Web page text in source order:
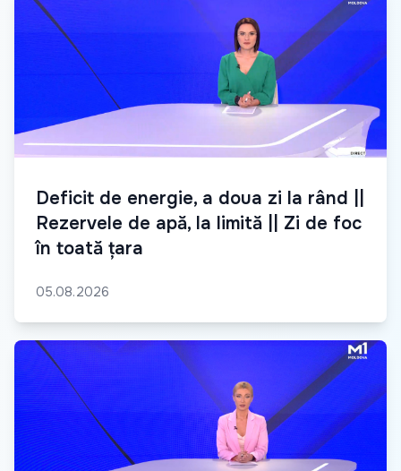
Deficit de energie, a doua zi la rând ||
Rezervele de apă, la limită || Zi de foc
în toată țara
05.08.2026